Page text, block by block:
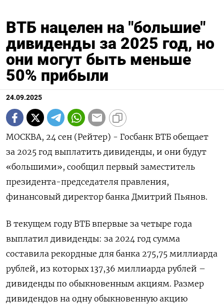
ВТБ нацелен на "большие"
дивиденды за 2025 год, но
они могут быть меньше
50% прибыли
24.09.2025
МОСКВА, 24 сен (Рейтер) - Госбанк ВТБ обещает
за 2025 год выплатить дивиденды, и они будут
«большими», сообщил первый заместитель
президента-председателя правления,
финансовый директор банка Дмитрий Пьянов.
В текущем году ВТБ впервые за четыре года
выплатил дивиденды: за 2024 год сумма
составила рекордные для банка 275,75 миллиарда
рублей, из которых 137,36 миллиарда рублей –
дивиденды по обыкновенным акциям. Размер
дивидендов на одну обыкновенную акцию